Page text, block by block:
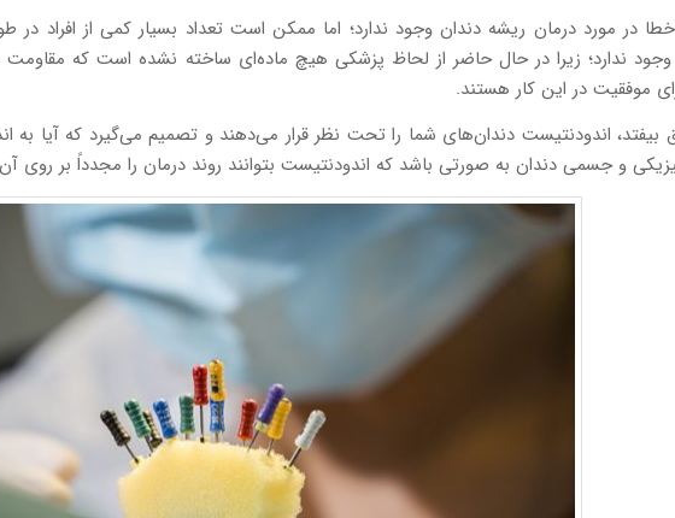
مورد درمان ریشه دندان وجود ندارد؛ اما ممکن است تعداد بسیار کمی از افراد
موفقیت در این کار هستند.
بیفتد، اندودنتیست دندان‌های شما را تحت نظر قرار می‌دهند و تصمیم می‌گیرد که آیا
و جسمی دندان به صورتی باشد که اندودنتیست بتوانند روند درمان را مجدداً بر روی